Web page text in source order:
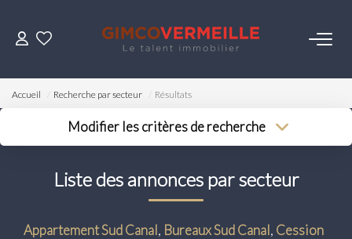
ACHETER
VENDRE
LOUER
Accueil Recherche par secteur Résultats
Modifier les critères de recherche
Type de bien Surface min
Plus de critères
Liste des annonces par secteur
Appartement Sud Canal, Bureaux Sud Canal, Cession